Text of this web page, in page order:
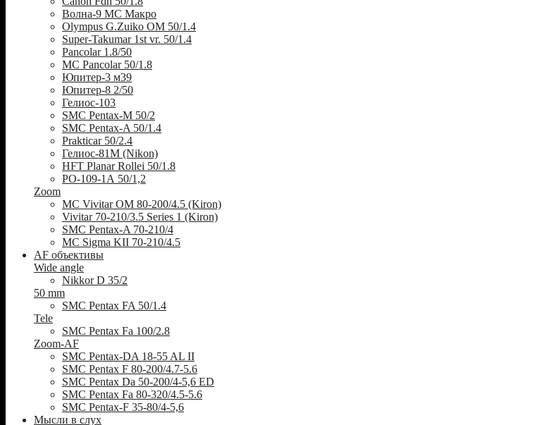
Волна-9 МС Макро
Olympus G.Zuiko OM 50/1.4
Super-Takumar 1st vr. 50/1.4
Pancolar 1.8/50
MC Pancolar 50/1.8
Юпитер-3 м39
Юпитер-8 2/50
Гелиос-103
SMC Pentax-M 50/2
SMC Pentax-A 50/1.4
Prakticar 50/2.4
Гелиос-81М (Nikon)
HFT Planar Rollei 50/1.8
РО-109-1А 50/1,2
Zoom
MC Vivitar OM 80-200/4.5 (Kiron)
Vivitar 70-210/3.5 Series 1 (Kiron)
SMC Pentax-A 70-210/4
MC Sigma KII 70-210/4.5
AF объективы
Wide angle
Nikkor D 35/2
50 mm
SMC Pentax FA 50/1.4
Tele
SMC Pentax Fa 100/2.8
Zoom-AF
SMC Pentax-DA 18-55 AL II
SMC Pentax F 80-200/4.7-5.6
SMC Pentax Da 50-200/4-5,6 ED
SMC Pentax Fa 80-320/4.5-5.6
SMC Pentax-F 35-80/4-5,6
Мысли в слух